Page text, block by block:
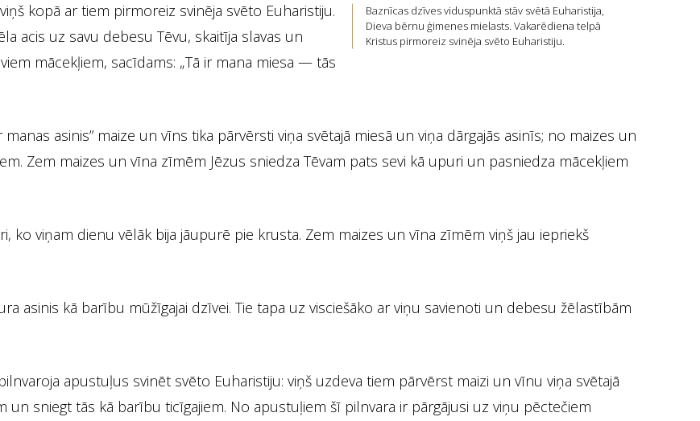
Baznīcas dzīves viduspunktā stāv svētā Euharistija,
Dieva bērnu ģimenes mielasts. Vakarēdiena telpā
Kristus pirmoreiz svinēja svēto Euharistiju.
kopā ar tiem pirmoreiz svinēja svēto Euharistiju.
acis uz savu debesu Tēvu, skaitīja slavas un
mācekļiem, sacīdams: „Tā ir mana miesa — tās
asinis” maize un vīns tika pārvērsti viņa svētajā miesā un viņa dārgajās asinīs; no maizes un
Zem maizes un vīna zīmēm Jēzus sniedza Tēvam pats sevi kā upuri un pasniedza mācekļiem
ko viņam dienu vēlāk bija jāupurē pie krusta. Zem maizes un vīna zīmēm viņš jau iepriekš
asinis kā barību mūžīgajai dzīvei. Tie tapa uz visciešāko ar viņu savienoti un debesu žēlastībām
apustuļus svinēt svēto Euharistiju: viņš uzdeva tiem pārvērst maizi un vīnu viņa svētajā
un sniegt tās kā barību ticīgajiem. No apustuļiem šī pilnvara ir pārgājusi uz viņu pēctečiem